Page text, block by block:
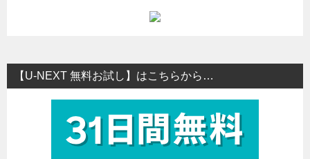
【U-NEXT 無料お試し】はこちらから…